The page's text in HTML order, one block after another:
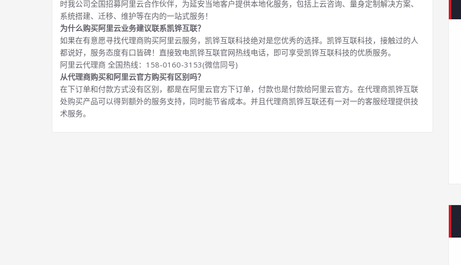
时我公司全国招募阿里云合作伙伴，为延安当地客户提供本地化服务，包括上云咨询、量身定制解决方案、
系统搭建、迁移、维护等在内的一站式服务！
为什么购买阿里云业务建议联系凯铧互联？
如果在有意愿寻找代理商购买阿里云服务，凯铧互联科技绝对是您优秀的选择。凯铧互联科技，接触过的人
都说好，服务态度有口皆碑！直接致电凯铧互联官网热线电话，即可享受凯铧互联科技的优质服务。
阿里云代理商 全国热线：158-0160-3153(微信同号)
从代理商购买和阿里云官方购买有区别吗？
在下订单和付款方式没有区别，都是在阿里云官方下订单，付款也是付款给阿里云官方。在代理商凯铧互联
处购买产品可以得到额外的服务支持，同时能节省成本。并且代理商凯铧互联还有一对一的客服经理提供技
术服务。